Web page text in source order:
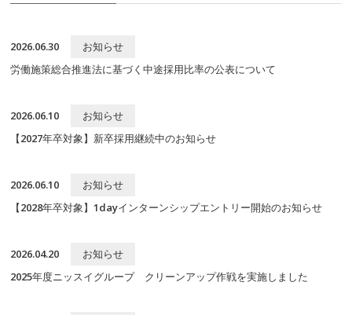
2026.06.30
お知らせ
労働施策総合推進法に基づく中途採用比率の公表について
2026.06.10
お知らせ
【2027年卒対象】新卒採用継続中のお知らせ
2026.06.10
お知らせ
【2028年卒対象】1dayインターンシップエントリー開始のお知らせ
2026.04.20
お知らせ
2025年度ニッスイグループ クリーンアップ作戦を実施しました